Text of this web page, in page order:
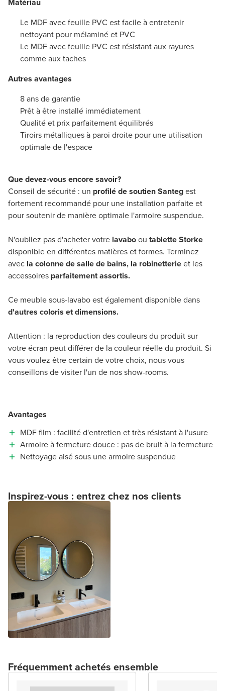
Matériau
Le MDF avec feuille PVC est facile à entretenir
nettoyant pour mélaminé et PVC
Le MDF avec feuille PVC est résistant aux rayures
comme aux taches
Autres avantages
8 ans de garantie
Prêt à être installé immédiatement
Qualité et prix parfaitement équilibrés
Tiroirs métalliques à paroi droite pour une utilisation
optimale de l'espace
Que devez-vous encore savoir?
Conseil de sécurité : un profilé de soutien Santegest
fortement recommandé pour une installation parfaite et
pour soutenir de manière optimale l'armoire suspendue.
N'oubliez pas d'acheter votre lavaboou tablette Storke
disponible en différentes matières et formes. Terminez
avec la colonne de salle de bains, la robinetterieet les
accessoires parfaitement assortis.
Ce meuble sous-lavabo est également disponible dans
d'autres coloris et dimensions.
Attention : la reproduction des couleurs du produit sur
votre écran peut différer de la couleur réelle du produit. Si
vous voulez être certain de votre choix, nous vous
conseillons de visiter l'un de nos show-rooms.
Avantages
MDF film : facilité d'entretien et très résistant à l'usure
Armoire à fermeture douce : pas de bruit à la fermeture
Nettoyage aisé sous une armoire suspendue
Inspirez-vous : entrez chez nos clients
Fréquemment achetés ensemble